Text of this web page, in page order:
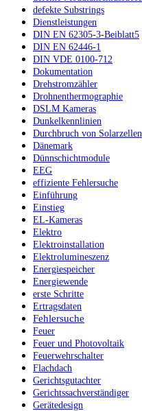
defekte Substrings
Dienstleistungen
DIN EN 62305-3-Beiblatt5
DIN EN 62446-1
DIN VDE 0100-712
Dokumentation
Drehstromzähler
Drohnenthermographie
DSLM Kameras
Dunkelkennlinien
Durchbruch von Solarzellen
Dänemark
Dünnschichtmodule
EEG
effiziente Fehlersuche
Einführung
Einstieg
EL-Kameras
Elektro
Elektroinstallation
Elektrolumineszenz
Energiespeicher
Energiewende
erste Schritte
Ertragsdaten
Fehlersuche
Feuer
Feuer und Photovoltaik
Feuerwehrschalter
Flachdach
Gerichtsgutachter
Gerichtssachverständiger
Gerätedesign